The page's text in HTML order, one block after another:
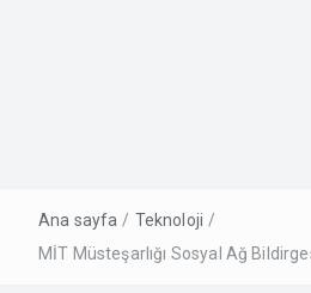
Ana sayfa / Teknoloji /
MİT Müsteşarlığı Sosyal Ağ